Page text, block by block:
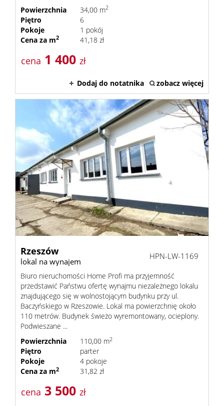
Powierzchnia
34,00 m2
Piętro
6
Pokoje
1 pokój
Cena za m2 41,18 zł
cena 1 400 zł
Dodaj do notatnika zobacz więcej
Rzeszów
lokal na wynajem
HPN-LW-1169
Biuro nieruchomości Home Profi ma przyjemność
przedstawić Państwu ofertę wynajmu niezależnego lokalu
znajdującego się w wolnostojącym budynku przy ul.
Baczyńskiego w Rzeszowie. Lokal ma powierzchnię około
110 metrów. Budynek świeżo wyremontowany, ocieplony.
Podwieszane ...
Powierzchnia
110,00 m2
Piętro
parter
Pokoje
4 pokoje
Cena za m2 31,82 zł
cena 3 500 zł